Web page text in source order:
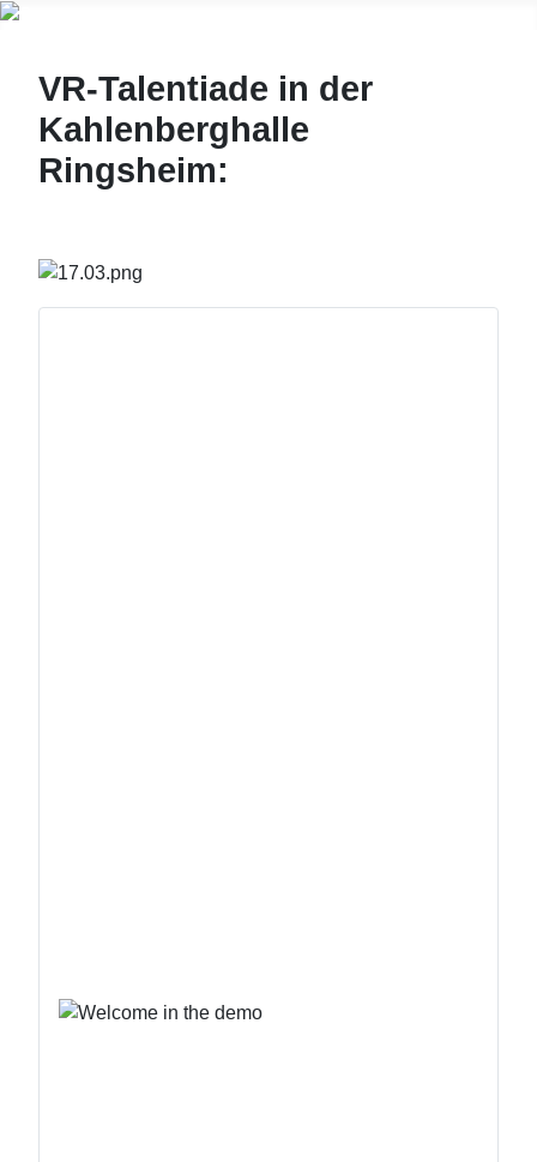
VR-Talentiade in der
Kahlenberghalle
Ringsheim: